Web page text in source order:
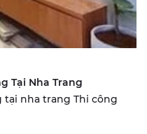
Tại Nha Trang
nha trang Thi công